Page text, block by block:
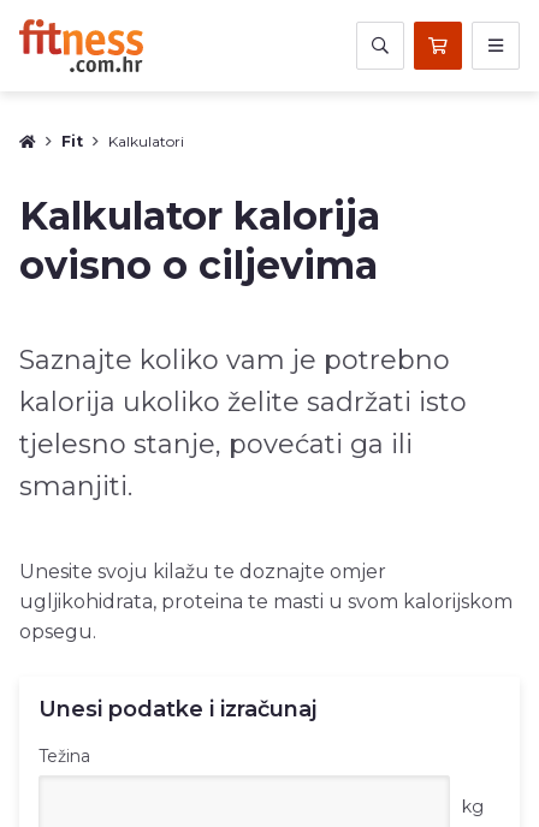
Fit Kalkulatori
Kalkulator kalorija
ovisno o ciljevima
Saznajte koliko vam je potrebno
kalorija ukoliko želite sadržati isto
tjelesno stanje, povećati ga ili
smanjiti.
Unesite svoju kilažu te doznajte omjer
ugljikohidrata, proteina te masti u svom kalorijskom
opsegu.
Unesi podatke i izračunaj
Težina
kg